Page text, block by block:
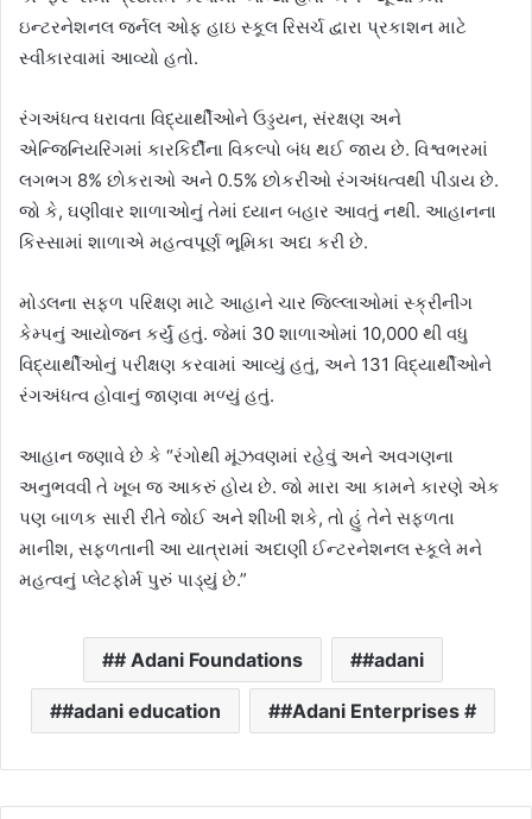
ઇન્ટરનેશનલ જર્નલ ઓફ હાઇ સ્કૂલ રિસર્ચ દ્વારા પ્રકાશન માટે
સ્વીકારવામાં આવ્યો હતો.
રંગઅંધત્વ ધરાવતા વિદ્યાર્થીઓને ઉડ્ડયન, સંરક્ષણ અને
એન્જિનિયરિંગમાં કારકિર્દીના વિકલ્પો બંધ થઈ જાય છે. વિશ્વભરમાં
લગભગ 8% છોકરાઓ અને 0.5% છોકરીઓ રંગઅંધત્વથી પીડાય છે.
જો કે, ઘણીવાર શાળાઓનું તેમાં ધ્યાન બહાર આવતું નથી. આહાનના
કિસ્સામાં શાળાએ મહત્વપૂર્ણ ભૂમિકા અદા કરી છે.
મોડલના સફળ પરિક્ષણ માટે આહાને ચાર જિલ્લાઓમાં સ્ક્રીનીંગ
કેમ્પનું આયોજન કર્યું હતું. જેમાં 30 શાળાઓમાં 10,000 થી વધુ
વિદ્યાર્થીઓનું પરીક્ષણ કરવામાં આવ્યું હતું, અને 131 વિદ્યાર્થીઓને
રંગઅંધત્વ હોવાનું જાણવા મળ્યું હતું.
આહાન જણાવે છે કે “રંગોથી મૂંઝવણમાં રહેવું અને અવગણના
અનુભવવી તે ખૂબ જ આકરું હોય છે. જો મારા આ કામને કારણે એક
પણ બાળક સારી રીતે જોઈ અને શીખી શકે, તો હું તેને સફળતા
માનીશ, સફળતાની આ યાત્રામાં અદાણી ઈન્ટરનેશનલ સ્કૂલે મને
મહત્વનું પ્લેટફોર્મ પુરું પાડ્યું છે.”
# Adani Foundations #adani
#adani education #Adani Enterprises #